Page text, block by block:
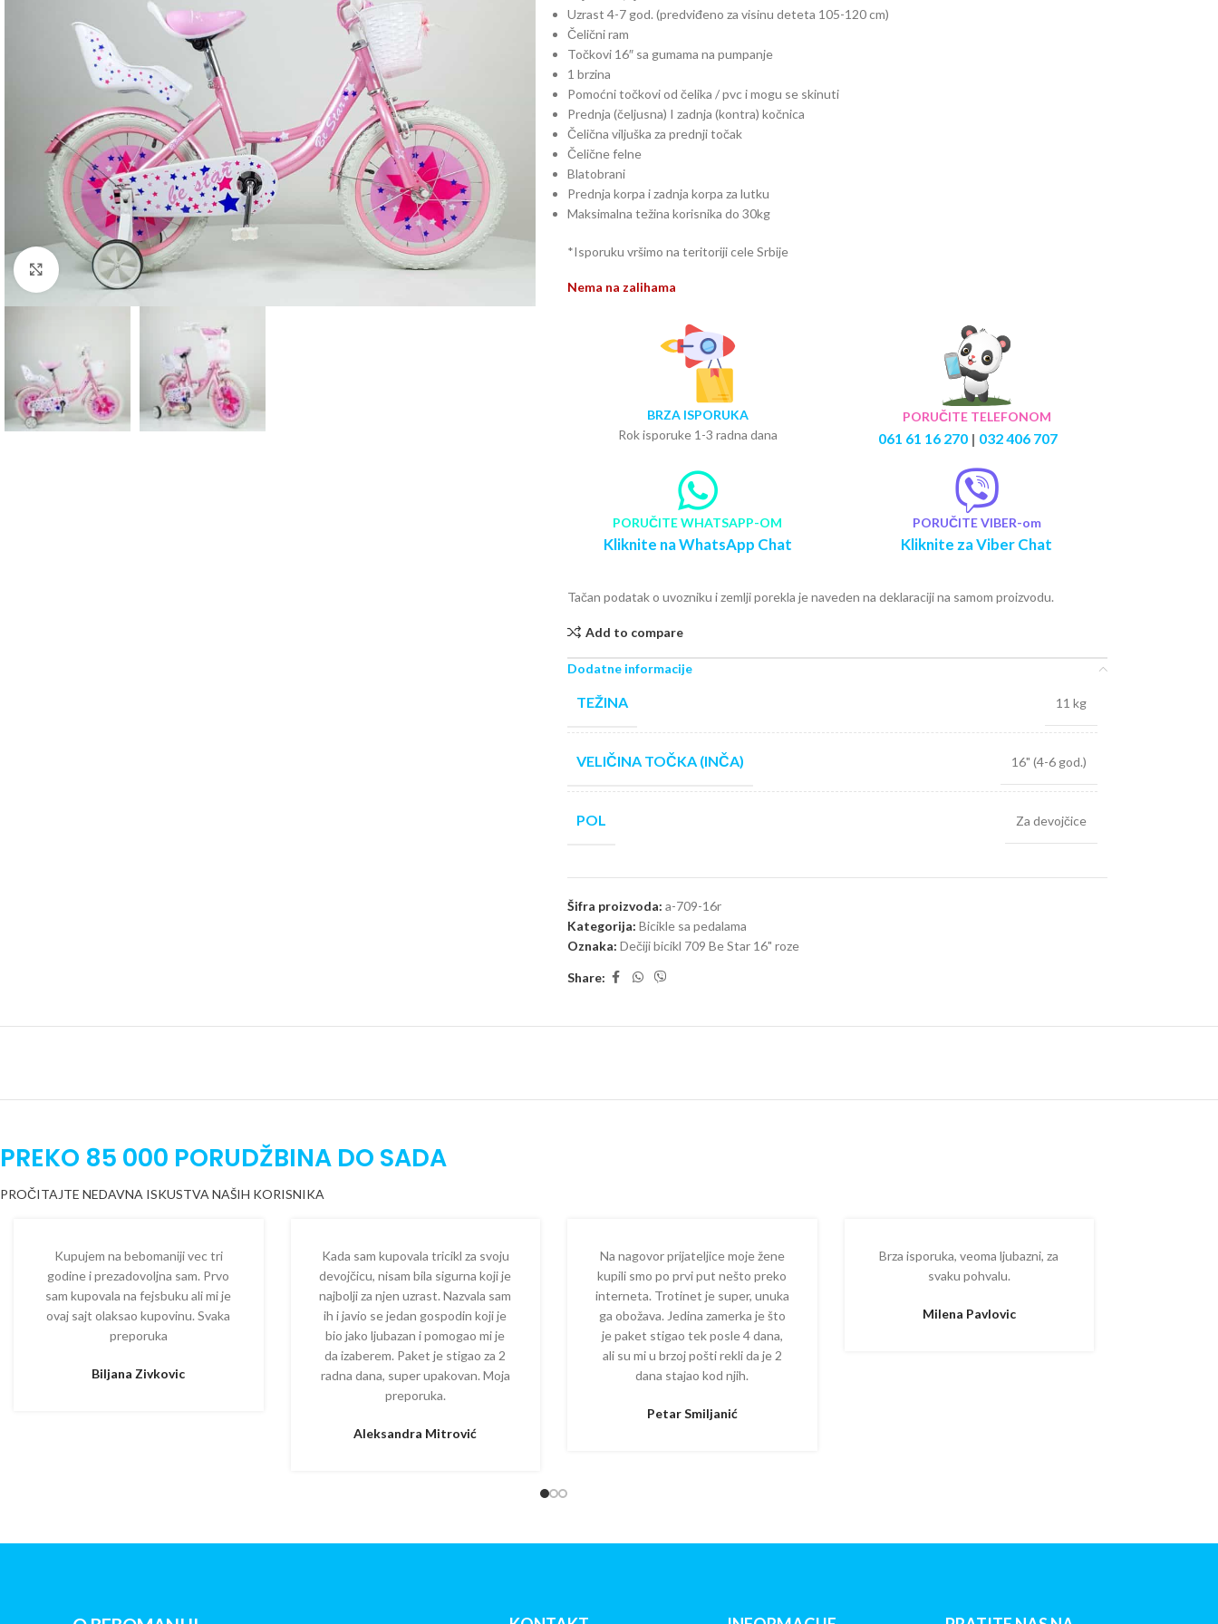
Click to enlarge
Uzrast 4-7 god. (predviđeno za visinu deteta 105-120 cm)
Čelični ram
Točkovi 16″ sa gumama na pumpanje
1 brzina
Pomoćni točkovi od čelika / pvc i mogu se skinuti
Prednja (čeljusna) I zadnja (kontra) kočnica
Čelična viljuška za prednji točak
Čelične felne
Blatobrani
Prednja korpa i zadnja korpa za lutku
Maksimalna težina korisnika do 30kg
*Isporuku vršimo na teritoriji cele Srbije
Nema na zalihama
BRZA ISPORUKA
Rok isporuke 1-3 radna dana
PORUČITE TELEFONOM
061 61 16 270| 032 406 707
PORUČITE WHATSAPP-OM
Kliknite na WhatsApp Chat
PORUČITE VIBER-om
Kliknite za Viber Chat
Tačan podatak o uvozniku i zemlji porekla je naveden na deklaraciji na samom proizvodu.
Add to compare
Dodatne informacije
TEŽINA 11 kg
VELIČINA TOČKA (INČA) 16" (4-6 god.)
POL Za devojčice
Šifra proizvoda: a-709-16r
Kategorija: Bicikle sa pedalama
Oznaka: Dečiji bicikl 709 Be Star 16" roze
Share:
PREKO 85 000 PORUDŽBINA DO SADA
PROČITAJTE NEDAVNA ISKUSTVA NAŠIH KORISNIKA
Kupujem na bebomaniji vec tri
godine i prezadovoljna sam. Prvo
sam kupovala na fejsbuku ali mi je
ovaj sajt olaksao kupovinu. Svaka
preporuka
Biljana Zivkovic
Kada sam kupovala tricikl za svoju
devojčicu, nisam bila sigurna koji je
najbolji za njen uzrast. Nazvala sam
ih i javio se jedan gospodin koji je
bio jako ljubazan i pomogao mi je
da izaberem. Paket je stigao za 2
radna dana, super upakovan. Moja
preporuka.
Aleksandra Mitrović
Na nagovor prijateljice moje žene
kupili smo po prvi put nešto preko
interneta. Trotinet je super, unuka
ga obožava. Jedina zamerka je što
je paket stigao tek posle 4 dana,
ali su mi u brzoj pošti rekli da je 2
dana stajao kod njih.
Petar Smiljanić
Brza isporuka, veoma ljubazni, za
svaku pohvalu.
Milena Pavlovic